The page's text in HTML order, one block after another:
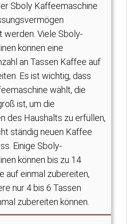
Sboly Kaffeemaschine
werden. Viele Sboly-
können eine
an Tassen Kaffee auf
Es ist wichtig, dass
wählt, die
ist, um die
des Haushalts zu erfüllen,
ständig neuen Kaffee
Einige Sboly-
können bis zu 14
auf einmal zubereiten,
nur 4 bis 6 Tassen
zubereiten können.